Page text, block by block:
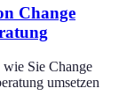
Change
wie Sie Change
umsetzen